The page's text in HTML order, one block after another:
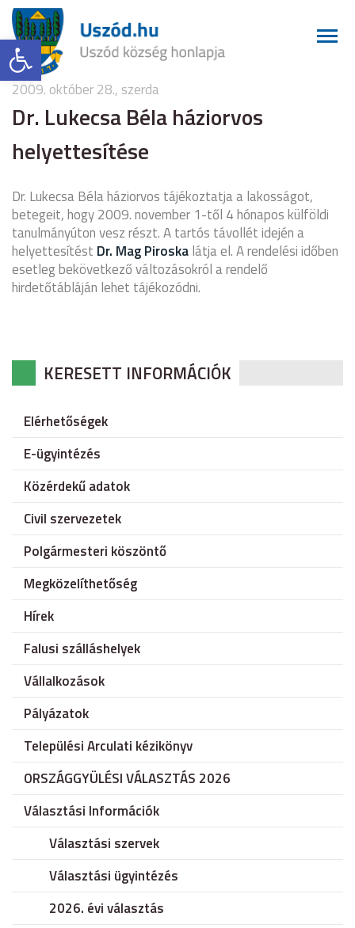
Eszköztár megnyitása
2009. október 28., szerda
Dr. Lukecsa Béla háziorvos
helyettesítése
Dr. Lukecsa Béla háziorvos tájékoztatja a lakosságot,
betegeit, hogy 2009. november 1-től 4 hónapos külföldi
tanulmányúton vesz részt. A tartós távollét idején a
helyettesítést Dr. Mag Piroskalátja el. A rendelési időben
esetleg bekövetkező változásokról a rendelő
hirdetőtábláján lehet tájékozódni.
KERESETT INFORMÁCIÓK
Elérhetőségek
E-ügyintézés
Közérdekű adatok
Civil szervezetek
Polgármesteri köszöntő
Megközelíthetőség
Hírek
Falusi szálláshelyek
Vállalkozások
Pályázatok
Települési Arculati kézikönyv
ORSZÁGGYÜLÉSI VÁLASZTÁS 2026
Választási Információk
Választási szervek
Választási ügyintézés
2026. évi választás